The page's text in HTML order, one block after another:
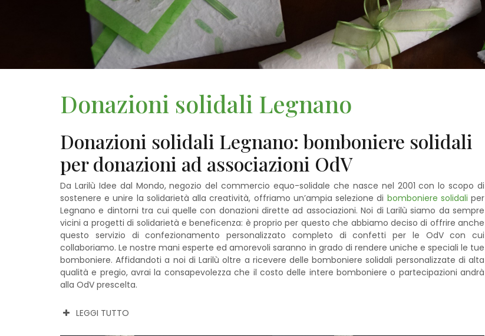
Donazioni solidali Legnano
Donazioni solidali Legnano: bomboniere solidali
per donazioni ad associazioni OdV
Da Larilù Idee dal Mondo, negozio del commercio equo-solidale che nasce nel 2001 con lo scopo di
sostenere e unire la solidarietà alla creatività, offriamo un’ampia selezione di bomboniere solidali per
Legnano e dintorni tra cui quelle con donazioni dirette ad associazioni. Noi di Larilù siamo da sempre
vicini a progetti di solidarietà e beneficenza: è proprio per questo che abbiamo deciso di offrire anche
questo servizio di confezionamento personalizzato completo di confetti per le OdV con cui
collaboriamo. Le nostre mani esperte ed amorevoli saranno in grado di rendere uniche e speciali le tue
bomboniere. Affidandoti a noi di Larilù oltre a ricevere delle bomboniere solidali personalizzate di alta
qualità e pregio, avrai la consapevolezza che il costo delle intere bomboniere o partecipazioni andrà
alla OdV prescelta.
LEGGI TUTTO